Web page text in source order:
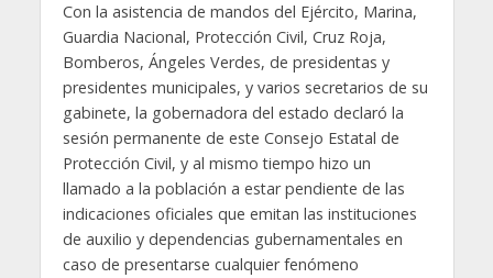
Con la asistencia de mandos del Ejército, Marina,
Guardia Nacional, Protección Civil, Cruz Roja,
Bomberos, Ángeles Verdes, de presidentas y
presidentes municipales, y varios secretarios de su
gabinete, la gobernadora del estado declaró la
sesión permanente de este Consejo Estatal de
Protección Civil, y al mismo tiempo hizo un
llamado a la población a estar pendiente de las
indicaciones oficiales que emitan las instituciones
de auxilio y dependencias gubernamentales en
caso de presentarse cualquier fenómeno